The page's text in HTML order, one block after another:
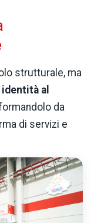
strutturale, ma
al
da
di servizi e